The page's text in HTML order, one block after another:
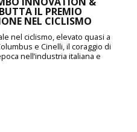
IL PREMIO
NEL CICLISMO
nel ciclismo, elevato quasi a
e Cinelli, il coraggio di
nell’industria italiana e